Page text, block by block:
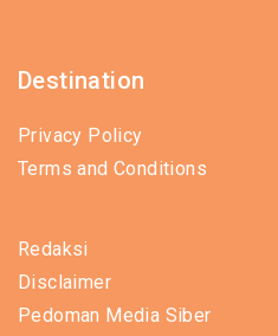
Destination
Privacy Policy
Terms and Conditions
Redaksi
Disclaimer
Pedoman Media Siber